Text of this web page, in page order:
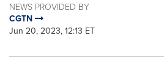
NEWS PROVIDED BY
CGTN
Jun 20, 2023, 12:13 ET